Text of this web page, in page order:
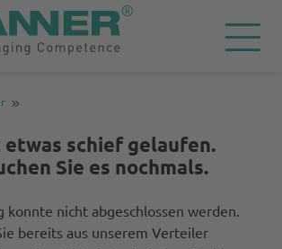
etwas schief gelaufen.
Sie es nochmals.
konnte nicht abgeschlossen werden.
bereits aus unserem Verteiler